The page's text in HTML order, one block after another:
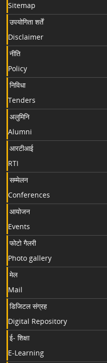
Sitemap
उपयोगिता शर्तें
Disclaimer
नीति
Policy
निविधा
Tenders
अलुमिनि
Alumni
आरटीआई
RTI
सम्मेलन
Conferences
आयोजन
Events
फोटो गैलरी
Photo gallery
मेल
Mail
डिजिटल संग्रह
Digital Repository
ई- शिक्षा
E-Learning